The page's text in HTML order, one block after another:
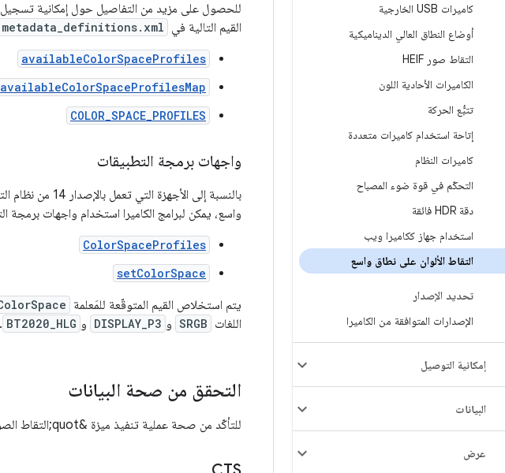
كاميرات USB الخارجية
أوضاع النطاق العالي الديناميكية
التقاط صور HEIF
الكاميرات الأحادية اللون
تتبُّع الحركة
إتاحة استخدام كاميرات متعددة
كاميرات النظام
التحكّم في قوة ضوء المصباح
دقة HDR فائقة
استخدام جهاز ككاميرا ويب
التقاط الألوان على نطاق واسع
تحديد الإصدار
الإصدارات المتوافقة من الكاميرا
إمكانية التوصيل
البيانات
عرض
القيم التالية في metadata_definitions.xml
availableColorSpaceProfiles
availableColorSpaceProfilesMap
COLOR_SPACE_PROFILES
واجهات برمجة التطبيقات
واسع، يمكن لبرامج الكاميرا استخدام واجهات برمجة
ColorSpaceProfiles
setColorSpace
يتم استخلاص القيم المتوقّعة للمَعلمة
اللغات SRGB و DISPLAY_P3 و BT2020_HLG
.
التحقق من صحة البيانات
للتأكّد من صحة عملية تنفيذ ميزة &quot;التقاط الصور بنطاق ألوان واسع&quot; في Display P3، نفِّذ الاختبارات التالية.